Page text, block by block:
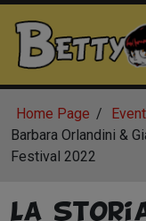
Home Page
Barbara Orlandini &
Festival 2022
La